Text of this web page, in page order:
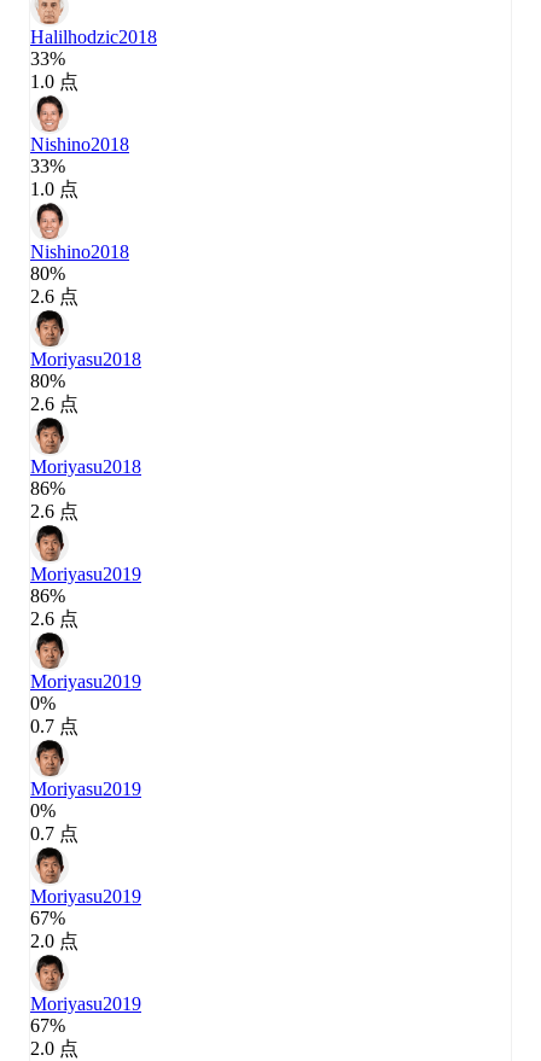
Halilhodzic2018
33%
1.0 点
Nishino2018
33%
1.0 点
Nishino2018
80%
2.6 点
Moriyasu2018
80%
2.6 点
Moriyasu2018
86%
2.6 点
Moriyasu2019
86%
2.6 点
Moriyasu2019
0%
0.7 点
Moriyasu2019
0%
0.7 点
Moriyasu2019
67%
2.0 点
Moriyasu2019
67%
2.0 点